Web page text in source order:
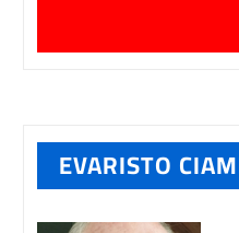
EVARISTO